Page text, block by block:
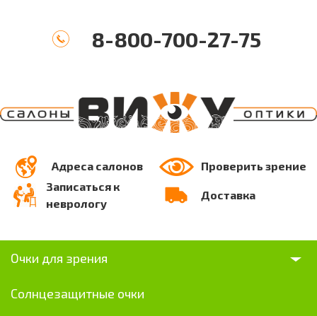
8-800-700-27-75
Адреса салонов
Проверить зрение
Записаться к
неврологу
Доставка
Очки для зрения
Солнцезащитные очки